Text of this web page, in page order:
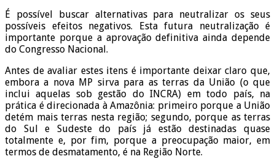
É possível buscar alternativas para neutralizar os seus
possíveis efeitos negativos. Esta futura neutralização é
importante porque a aprovação definitiva ainda depende
do Congresso Nacional.
Antes de avaliar estes itens é importante deixar claro que,
embora a nova MP sirva para as terras da União (o que
inclui aquelas sob gestão do INCRA) em todo país, na
prática é direcionada à Amazônia: primeiro porque a União
detém mais terras nesta região; segundo, porque as terras
do Sul e Sudeste do país já estão destinadas quase
totalmente e, por fim, porque a preocupação maior, em
termos de desmatamento, é na Região Norte.